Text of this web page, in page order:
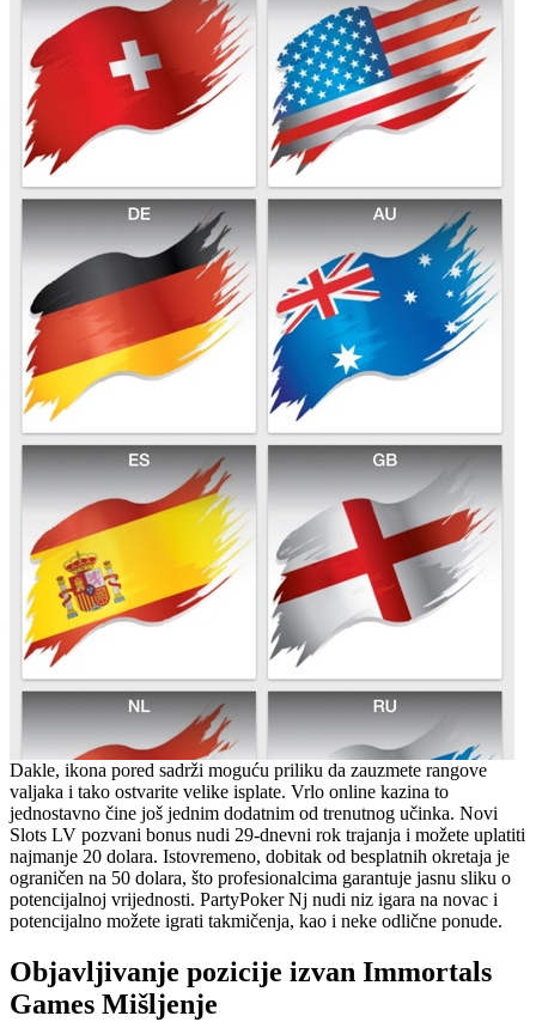
Dakle, ikona pored sadrži moguću priliku da zauzmete rangove
valjaka i tako ostvarite velike isplate. Vrlo online kazina to
jednostavno čine još jednim dodatnim od trenutnog učinka. Novi
Slots LV pozvani bonus nudi 29-dnevni rok trajanja i možete uplatiti
najmanje 20 dolara. Istovremeno, dobitak od besplatnih okretaja je
ograničen na 50 dolara, što profesionalcima garantuje jasnu sliku o
potencijalnoj vrijednosti. PartyPoker Nj nudi niz igara na novac i
potencijalno možete igrati takmičenja, kao i neke odlične ponude.
Objavljivanje pozicije izvan Immortals
Games Mišljenje